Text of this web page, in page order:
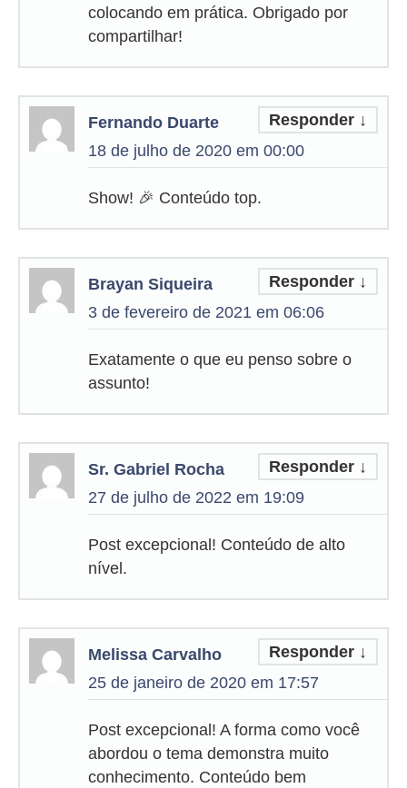
colocando em prática. Obrigado por
compartilhar!
Fernando Duarte
18 de julho de 2020 em 00:00
Responder ↓
Show! 🎉 Conteúdo top.
Brayan Siqueira
3 de fevereiro de 2021 em 06:06
Responder ↓
Exatamente o que eu penso sobre o
assunto!
Sr. Gabriel Rocha
27 de julho de 2022 em 19:09
Responder ↓
Post excepcional! Conteúdo de alto
nível.
Melissa Carvalho
25 de janeiro de 2020 em 17:57
Responder ↓
Post excepcional! A forma como você
abordou o tema demonstra muito
conhecimento. Conteúdo bem